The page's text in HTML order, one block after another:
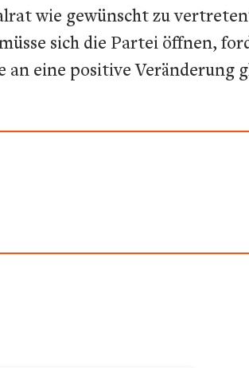
wie gewünscht zu
sich die Partei öffnen,
an eine positive Veränderung